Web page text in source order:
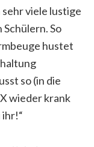
viele lustige
So
hustet
so (in die
wieder krank